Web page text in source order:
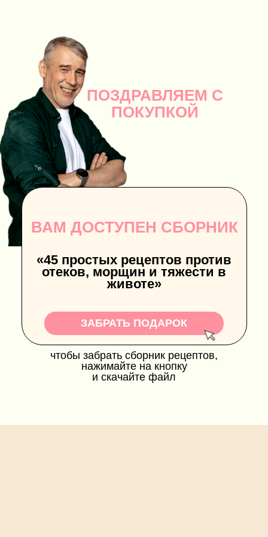
ПОЗДРАВЛЯЕМ С
ПОКУПКОЙ
«45 простых рецептов против
отеков, морщин и тяжести в
животе»
чтобы забрать сборник рецептов,
нажимайте на кнопку
и скачайте файл
ВАМ ДОСТУПЕН СБОРНИК
ЗАБРАТЬ ПОДАРОК